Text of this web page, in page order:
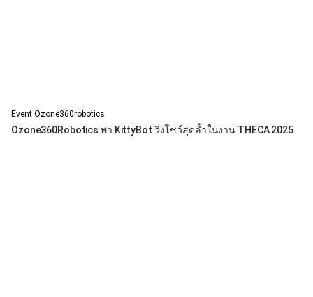
Event Ozone360robotics
Ozone360Robotics พา KittyBot วิ่งโชว์สุดล้ำในงาน THECA 2025